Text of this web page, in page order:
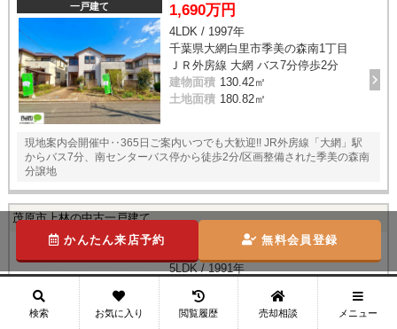
一戸建て 1,690万円
4LDK / 1997年
千葉県大網白里市季美の森南1丁目
ＪＲ外房線 大網 バス7分停歩2分
建物面積 130.42㎡
土地面積 180.82㎡
現地案内会開催中‥365日ご案内いつでも大歓迎!! JR外房線「大網」駅
からバス7分、南センターバス停から徒歩2分/区画整備された季美の森南
分譲地
茂原市上林の中古一戸建て
一戸建て
5LDK / 1991年
千葉県茂原市上林
ＪＲ外房線 新茂原 徒歩14分
建物面積
122.97㎡
かんたん来店予約 無料会員登録
検索 お気に入り 閲覧履歴 売却相談 メニュー